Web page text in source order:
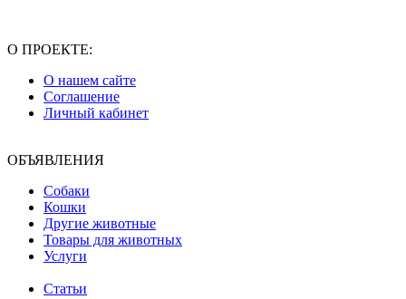
О ПРОЕКТЕ:
О нашем сайте
Соглашение
Личный кабинет
ОБЪЯВЛЕНИЯ
Собаки
Кошки
Другие животные
Товары для животных
Услуги
Статьи